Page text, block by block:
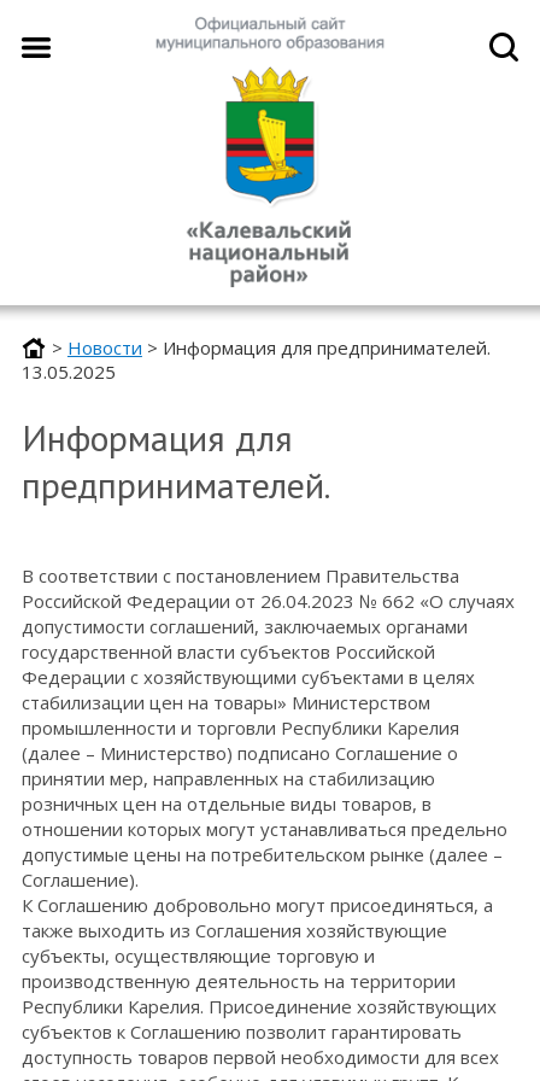
> Новости > Информация для предпринимателей.
13.05.2025
Информация для
предпринимателей.
В соответствии с постановлением Правительства
Российской Федерации от 26.04.2023 № 662 «О случаях
допустимости соглашений, заключаемых органами
государственной власти субъектов Российской
Федерации с хозяйствующими субъектами в целях
стабилизации цен на товары» Министерством
промышленности и торговли Республики Карелия
(далее – Министерство) подписано Соглашение о
принятии мер, направленных на стабилизацию
розничных цен на отдельные виды товаров, в
отношении которых могут устанавливаться предельно
допустимые цены на потребительском рынке (далее –
Соглашение).
К Соглашению добровольно могут присоединяться, а
также выходить из Соглашения хозяйствующие
субъекты, осуществляющие торговую и
производственную деятельность на территории
Республики Карелия. Присоединение хозяйствующих
субъектов к Соглашению позволит гарантировать
доступность товаров первой необходимости для всех